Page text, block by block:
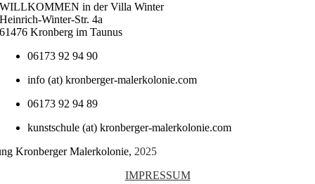
WILLKOMMEN in der Villa Winter
Heinrich-Winter-Str. 4a
61476 Kronberg im Taunus
06173 92 94 90
info (at) kronberger-malerkolonie.com
06173 92 94 89
kunstschule (at) kronberger-malerkolonie.com
Kronberger Malerkolonie, 2025
IMPRESSUM